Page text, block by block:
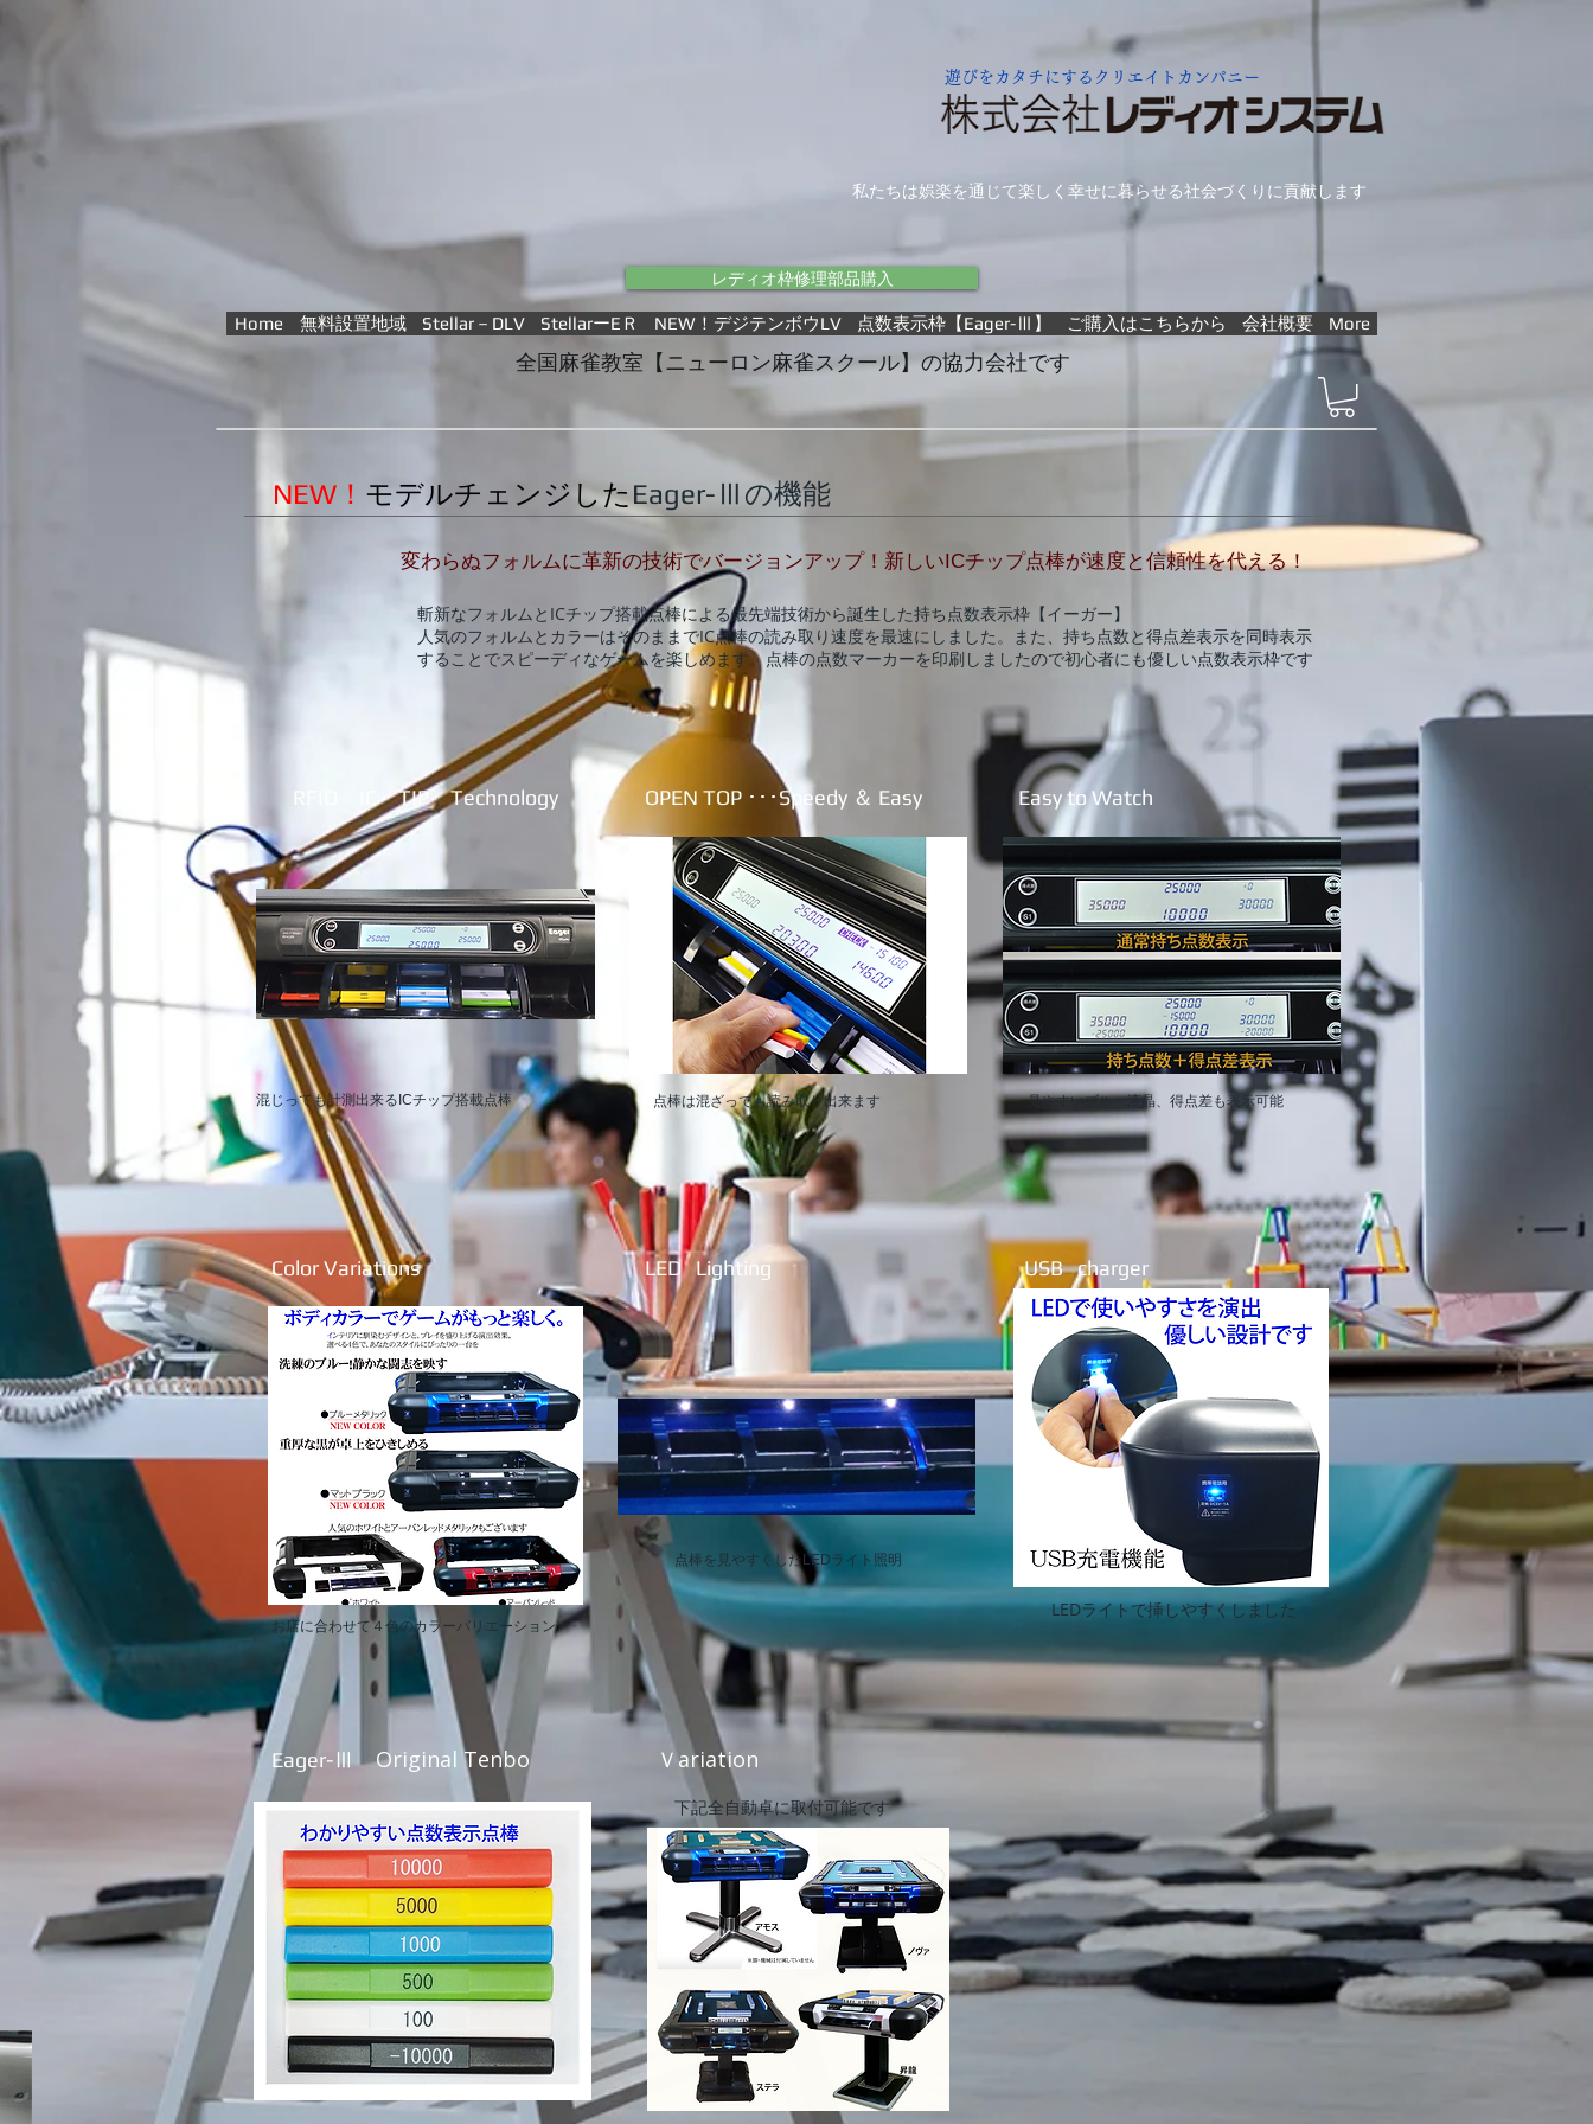
遊びをカタチにするクリエイトカンパニー
私たちは娯楽を通じて楽しく幸せに暮らせる社会づくりに貢献します
レディオ枠修理部品購入
Home 無料設置地域 Stellar－DLV StellarーEＲ NEW！デジテンボウLV 点数表示枠【Eager-Ⅲ】 ご購入はこちらから 会社概要 More
全国麻雀教室【ニューロン麻雀スクール】の協力会社です
NEW！ モデルチェンジした Eager- Ⅲ の機能
変わらぬフォルムに革新の技術でバージョンアップ！新しいICチップ点棒が速度と信頼性を代える！
斬新なフォルムとICチップ搭載点棒による最先端技術から誕生した持ち点数表示枠【イーガー】
人気のフォルムとカラーはそのままでIC点棒の読み取り速度を最速にしました。また、持ち点数と得点差表示を同時表示
することでスピーディなゲームを楽しめます。点棒の点数マーカーを印刷しましたので初心者にも優しい点数表示枠です
​ RFID IC TIP Technology
混じっても計測出来るICチップ搭載点棒
​OPEN TOP ･･･Speedy ＆ Easy
​点棒は混ざっても読み取り出来ます
Easy to Watch
​見やすいブルー液晶、得点差も表示可能
Color​ Variations
お店に合わせて４色のカラーバリエーション
LED Lighting
点棒を見やすくしたLEDライト照明
USB charger
LEDライトで挿しやすくしました
Eager- ⅢOriginal Tenbo Ｖariation
下記全自動卓に取付可能です